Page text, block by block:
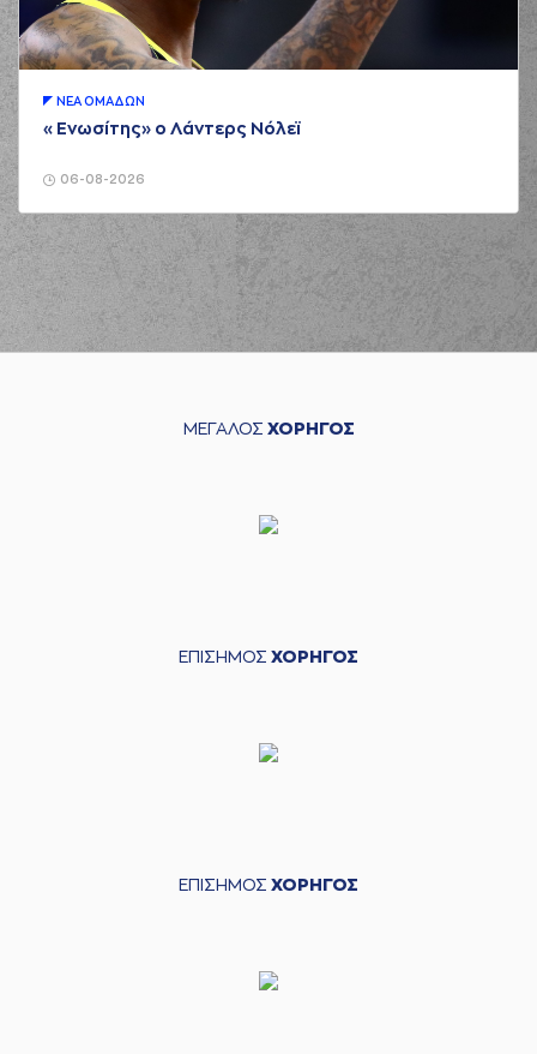
06-08-2026
ΝΕA ΟΜAΔΩΝ
«Ενωσίτης» ο Λάντερς Νόλεϊ
ΜΕΓΑΛΟΣ ΧΟΡΗΓΟΣ
ΕΠΙΣΗΜΟΣ ΧΟΡΗΓΟΣ
ΕΠΙΣΗΜΟΣ ΧΟΡΗΓΟΣ